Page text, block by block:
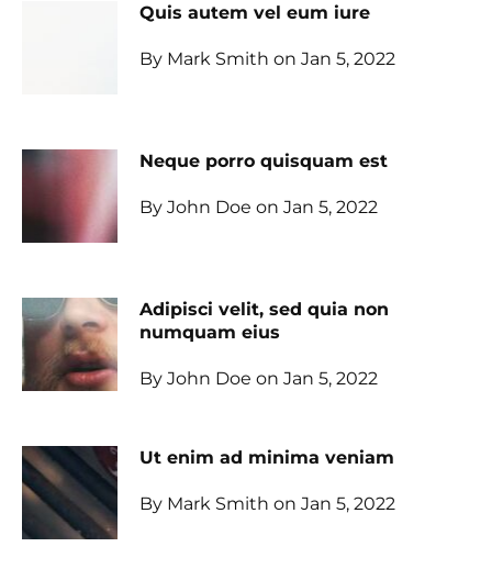
Quis autem vel eum iure
By Mark Smith on Jan 5, 2022
Neque porro quisquam est
By John Doe on Jan 5, 2022
Adipisci velit, sed quia non
numquam eius
By John Doe on Jan 5, 2022
Ut enim ad minima veniam
By Mark Smith on Jan 5, 2022